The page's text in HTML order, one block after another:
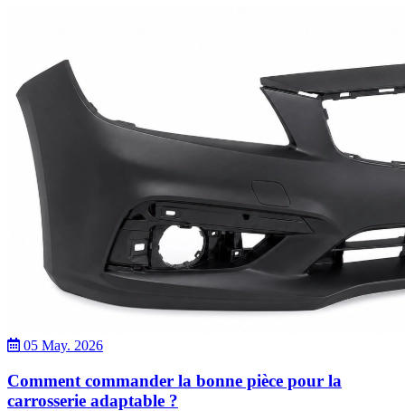
05 May. 2026
Comment commander la bonne pièce pour la
carrosserie adaptable ?